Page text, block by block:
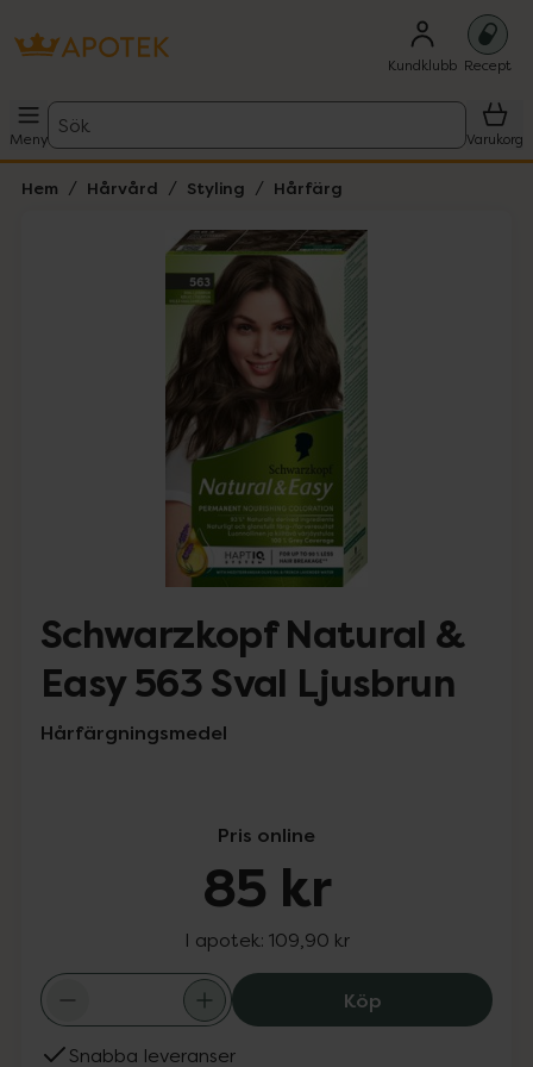
Kundklubb Recept
Meny
Sök
Varukorg
Hem Hårvård Styling Hårfärg
Lista: . Innehåller 2 objekt.
Hoppa över Lista
Schwarzkopf Natural &
Easy 563 Sval Ljusbrun
Hårfärgningsmedel
Pris online
85 kr
I apotek: 109,90 kr
KöpSchwarzkopf
Snabba leveranser